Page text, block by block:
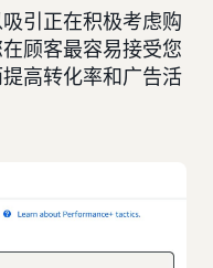
引正在积极考虑购
顾客最容易接受您
高转化率和广告活